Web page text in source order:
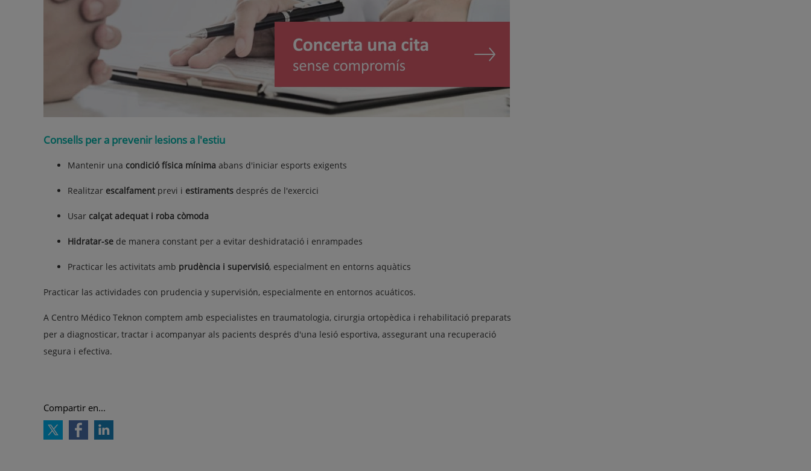
Consells per a prevenir lesions a l'estiu
Mantenir una condició física mínima abans d'iniciar esports exigents
Realitzar escalfament previ i estiraments després de l'exercici
Usar calçat adequat i roba còmoda
Hidratar-se de manera constant per a evitar deshidratació i enrampades
Practicar les activitats amb prudència i supervisió, especialment en entorns aquàtics
Practicar las actividades con prudencia y supervisión, especialmente en entornos acuáticos.
A Centro Médico Teknon comptem amb especialistes en traumatologia, cirurgia ortopèdica i rehabilitació preparats
per a diagnosticar, tractar i acompanyar als pacients després d'una lesió esportiva, assegurant una recuperació
segura i efectiva.
Compartir en...